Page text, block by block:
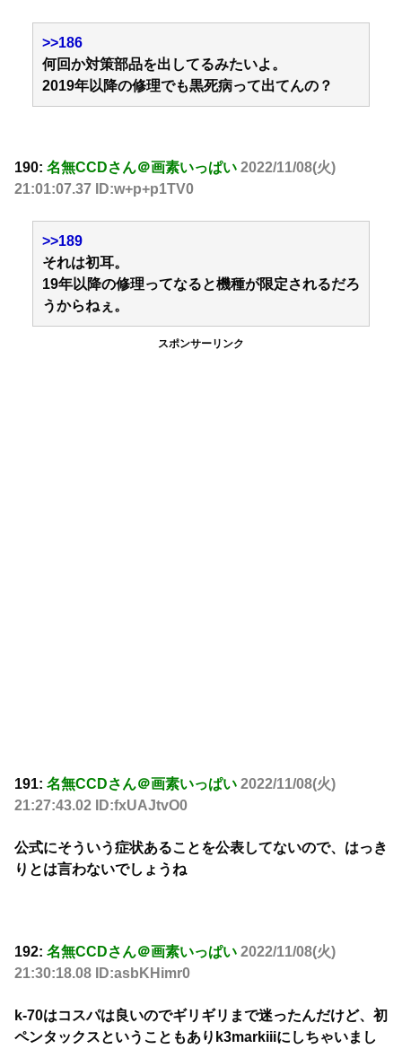
>>186
何回か対策部品を出してるみたいよ。
2019年以降の修理でも黒死病って出てんの？
190: 名無CCDさん＠画素いっぱい 2022/11/08(火)
21:01:07.37 ID:w+p+p1TV0
>>189
それは初耳。
19年以降の修理ってなると機種が限定されるだろ
うからねぇ。
スポンサーリンク
191: 名無CCDさん＠画素いっぱい 2022/11/08(火)
21:27:43.02 ID:fxUAJtvO0
公式にそういう症状あることを公表してないので、はっき
りとは言わないでしょうね
192: 名無CCDさん＠画素いっぱい 2022/11/08(火)
21:30:18.08 ID:asbKHimr0
k-70はコスパは良いのでギリギリまで迷ったんだけど、初
ペンタックスということもありk3markiiiにしちゃいまし